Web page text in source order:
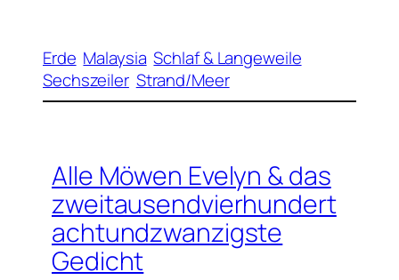
Erde Malaysia Schlaf & Langeweile
Sechszeiler Strand/Meer
Alle Möwen Evelyn & das
zweitausendvierhundert
achtundzwanzigste
Gedicht